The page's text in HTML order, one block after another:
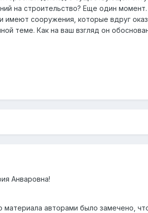
на строительство? Еще один
имеют сооружения, которые вдруг
теме. Как на ваш взгляд он
Анваровна!
материала авторами было замечено,